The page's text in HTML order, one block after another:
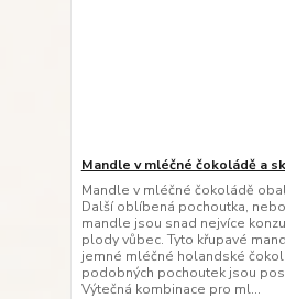
Mandle v mléčné čokoládě a
Mandle v mléčné čokoládě
Další oblíbená pochoutka,
mandle jsou snad nejvíce
plody vůbec. Tyto křupavé
jemné mléčné holandské
podobných pochoutek jsou
Výtečná kombinace pro ml...